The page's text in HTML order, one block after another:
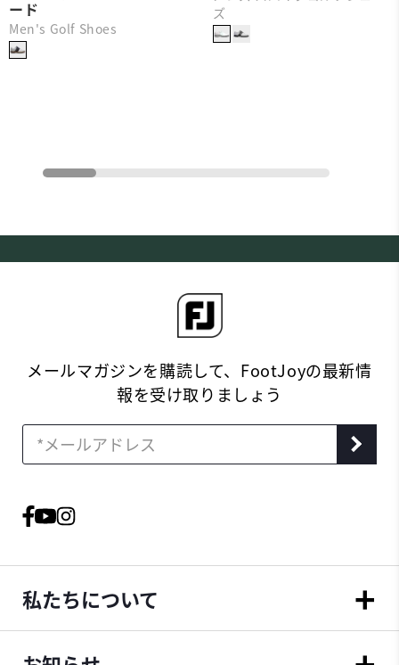
ード
Men's Golf Shoes
ズ
メールマガジンを購読して、FootJoyの最新情
報を受け取りましょう
私たちについて